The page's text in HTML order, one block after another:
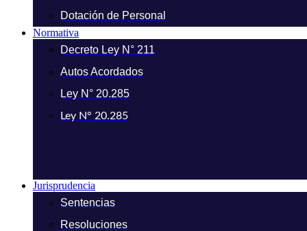
Dotación de Personal
Normativa
Decreto Ley N° 211
Autos Acordados
Ley N° 20.285
Ley N° 20.285
Jurisprudencia
Sentencias
Resoluciones